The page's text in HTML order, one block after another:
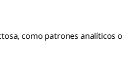
como patrones